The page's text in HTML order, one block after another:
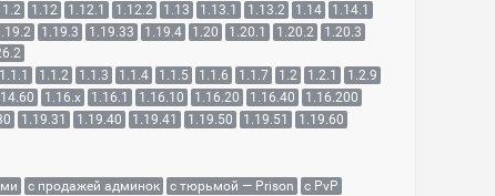
1.12 1.12.1 1.12.2 1.13 1.13.1 1.13.2 1.14
1.14.1
1.19.3 1.19.33 1.19.4 1.20 1.20.1 1.20.2
1.20.3
1.1.1 1.1.2 1.1.3 1.1.4 1.1.5 1.1.6 1.1.7 1.2 1.2.1
1.2.9
1.16.x 1.16.1 1.16.10 1.16.20 1.16.40
1.16.200
1.19.31 1.19.40 1.19.41 1.19.50 1.19.51
1.19.60
с продажей админок с тюрьмой — Prison
с PvP